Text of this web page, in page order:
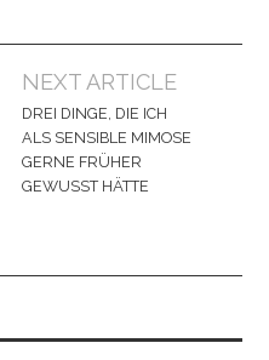
NEXT ARTICLE
DREI DINGE, DIE ICH
ALS SENSIBLE MIMOSE
GERNE FRÜHER
GEWUSST HÄTTE